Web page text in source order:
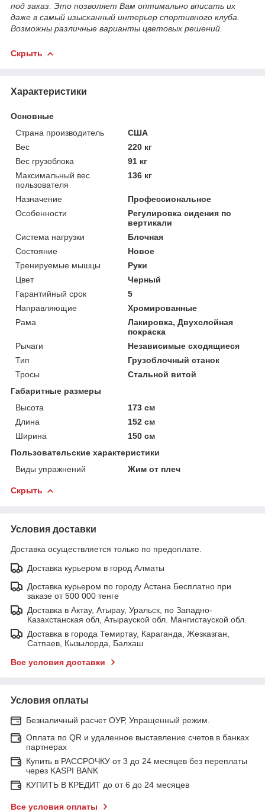
под заказ. Это позволяет Вам оптимально вписать их
даже в самый изысканный интерьер спортивного клуба.
Возможны различные варианты цветовых решений.
Скрыть
Характеристики
Основные
Страна производитель
США
Вес
220 кг
Вес грузоблока
91 кг
Максимальный вес
пользователя
136 кг
Назначение
Профессиональное
Особенности
Регулировка сидения по
вертикали
Система нагрузки
Блочная
Состояние
Новое
Тренируемые мышцы
Руки
Цвет
Черный
Гарантийный срок
5
Направляющие
Хромированные
Рама
Лакировка, Двухслойная
покраска
Рычаги
Независимые сходящиеся
Тип
Грузоблочный станок
Тросы
Стальной витой
Габаритные размеры
Высота
173 см
Длина
152 см
Ширина
150 см
Пользовательские характеристики
Виды упражнений
Жим от плеч
Скрыть
Условия доставки
Доставка осуществляется только по предоплате.
Доставка курьером в город Алматы
Доставка курьером по городу Астана Бесплатно при
заказе от 500 000 тенге
Доставка в Актау, Атырау, Уральск, по Западно-
Казахстанская обл, Атырауской обл. Мангистауской обл.
Доставка в города Темиртау, Караганда, Жезказган,
Сатпаев, Кызылорда, Балхаш
Все условия доставки
Условия оплаты
Безналичный расчет ОУР, Упращенный режим.
Оплата по QR и удаленное выставление счетов в банках
партнерах
Купить в РАССРОЧКУ от 3 до 24 месяцев без переплаты
через KASPI BANK
КУПИТЬ В КРЕДИТ до от 6 до 24 месяцев
Все условия оплаты